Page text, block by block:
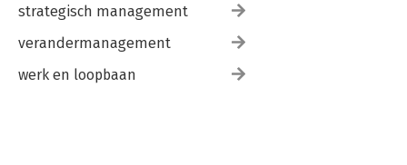
strategisch management
verandermanagement
werk en loopbaan